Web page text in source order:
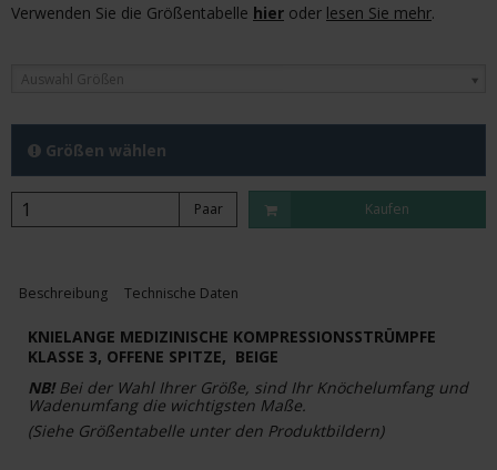
Verwenden Sie die Größentabelle hier oder lesen Sie mehr.
Auswahl Größen
Größen wählen
Paar Kaufen
Beschreibung Technische Daten
KNIELANGE MEDIZINISCHE KOMPRESSIONSSTRÜMPFE
KLASSE 3, OFFENE SPITZE, BEIGE
NB!Bei der Wahl Ihrer Größe, sind Ihr Knöchelumfang und
Wadenumfang die wichtigsten Maße.
(Siehe Größentabelle unter den Produktbildern)